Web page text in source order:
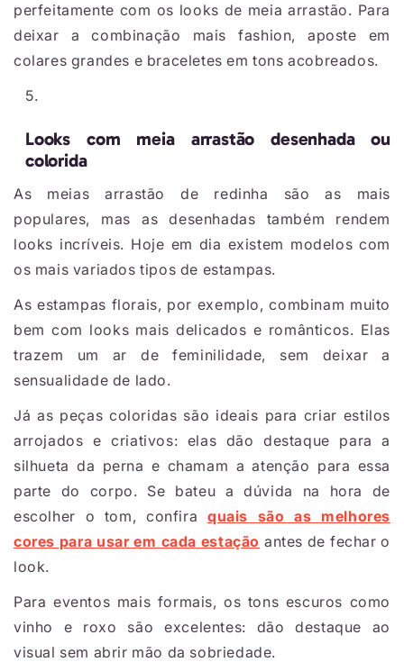
perfeitamente com os looks de meia arrastão. Para
deixar a combinação mais fashion, aposte em
colares grandes e braceletes em tons acobreados.
Looks com meia arrastão desenhada ou
colorida
As meias arrastão de redinha são as mais
populares, mas as desenhadas também rendem
looks incríveis. Hoje em dia existem modelos com
os mais variados tipos de estampas.
As estampas florais, por exemplo, combinam muito
bem com looks mais delicados e românticos. Elas
trazem um ar de feminilidade, sem deixar a
sensualidade de lado.
Já as peças coloridas são ideais para criar estilos
arrojados e criativos: elas dão destaque para a
silhueta da perna e chamam a atenção para essa
parte do corpo. Se bateu a dúvida na hora de
escolher o tom, confira quais são as melhores
cores para usar em cada estação antes de fechar o
look.
Para eventos mais formais, os tons escuros como
vinho e roxo são excelentes: dão destaque ao
visual sem abrir mão da sobriedade.